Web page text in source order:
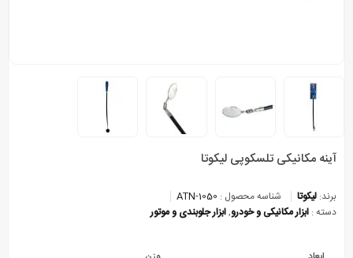
آینه مکانیکی تلسکوپی لیکوتا
برند: لیکوتا شناسه محصول : ATN-1050
دسته : ابزار مکانیکی و خودرو,ابزار جلوبندی و موتور